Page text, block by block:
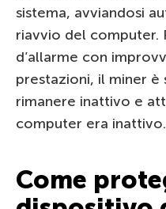
sistema, avviandosi
riavvio del computer.
d’allarme con
prestazioni, il miner
rimanere inattivo e
computer era inattivo.
Come